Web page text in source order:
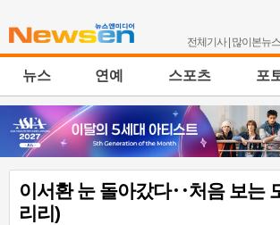
전체기사| 많이본뉴스
뉴스 연예 스포츠 포
이서환 눈 돌아갔다‥처음 보는
리리)